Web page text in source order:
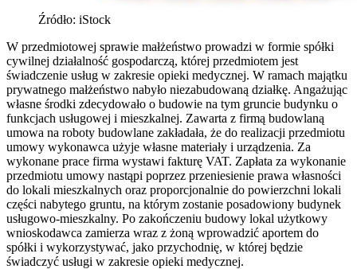
Źródło: iStock
W przedmiotowej sprawie małżeństwo prowadzi w formie spółki
cywilnej działalność gospodarczą, której przedmiotem jest
świadczenie usług w zakresie opieki medycznej. W ramach majątku
prywatnego małżeństwo nabyło niezabudowaną działkę. Angażując
własne środki zdecydowało o budowie na tym gruncie budynku o
funkcjach usługowej i mieszkalnej. Zawarta z firmą budowlaną
umowa na roboty budowlane zakładała, że do realizacji przedmiotu
umowy wykonawca użyje własne materiały i urządzenia. Za
wykonane prace firma wystawi fakturę VAT. Zapłata za wykonanie
przedmiotu umowy nastąpi poprzez przeniesienie prawa własności
do lokali mieszkalnych oraz proporcjonalnie do powierzchni lokali
części nabytego gruntu, na którym zostanie posadowiony budynek
usługowo-mieszkalny. Po zakończeniu budowy lokal użytkowy
wnioskodawca zamierza wraz z żoną wprowadzić aportem do
spółki i wykorzystywać, jako przychodnię, w której będzie
świadczyć usługi w zakresie opieki medycznej.